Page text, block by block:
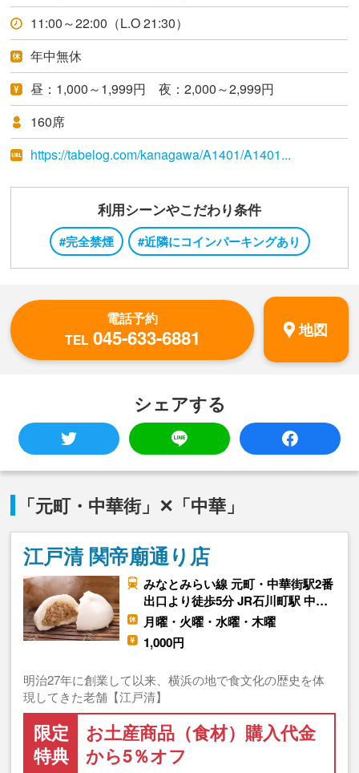
11:00～22:00（L.O 21:30）
年中無休
昼：1,000～1,999円 夜：2,000～2,999円
160席
https://tabelog.com/kanagawa/A1401/A1401...
利用シーンやこだわり条件
#完全禁煙 #近隣にコインパーキングあり
電話予約
TEL 045-633-6881 地図
シェアする
「元町・中華街」✕「中華」
江戸清 関帝廟通り店
みなとみらい線 元町・中華街駅2番
出口より徒歩5分 JR石川町駅 中…
月曜・火曜・水曜・木曜
1,000円
明治27年に創業して以来、横浜の地で食文化の歴史を体
現してきた老舗【江戸清】
限定
特典
お土産商品（食材）購入代金
から5％オフ